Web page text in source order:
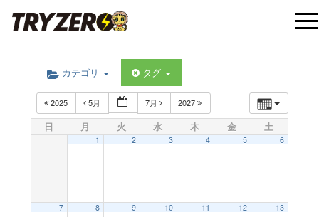
t
カテゴリ タグ
2025 5月 7月 2027
日 月 火 水 木 金 土
1 2 3 4 5 6
7 8 9 10 11 12 13